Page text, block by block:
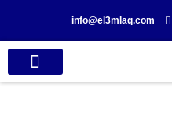
info@el3mlaq.com